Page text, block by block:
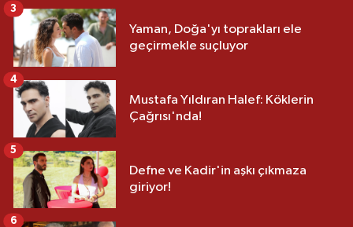
Yaman, Doğa'yı toprakları ele
geçirmekle suçluyor
3
Mustafa Yıldıran Halef: Köklerin
Çağrısı'nda!
4
Defne ve Kadir'in aşkı çıkmaza
giriyor!
5
6